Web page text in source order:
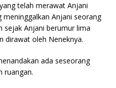
telah merawat Anjani
meninggalkan Anjani seorang
sejak Anjani berumur lima
dirawat oleh Neneknya.
ada seseorang
ruangan.